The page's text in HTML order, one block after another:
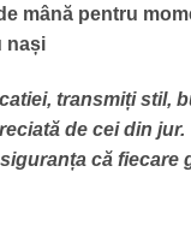
mână pentru
nași
transmiți stil,
de cei din jur.
că fiecare